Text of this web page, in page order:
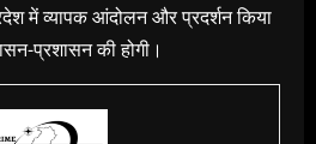
में व्यापक आंदोलन और प्रदर्शन किया
प्रशासन की होगी।